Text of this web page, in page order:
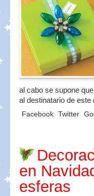
al cabo se supone
al destinatario de este
Facebook Twitter
en
esferas